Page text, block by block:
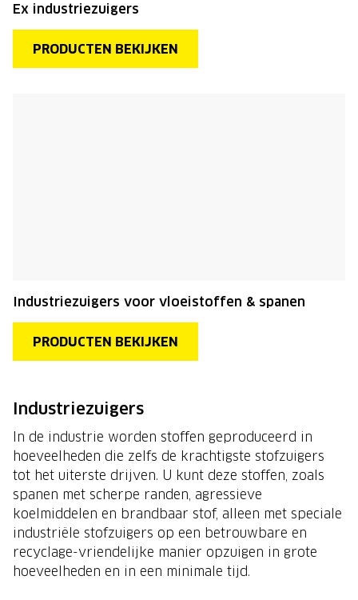
Ex industriezuigers
PRODUCTEN BEKIJKEN
Industriezuigers voor vloeistoffen & spanen
PRODUCTEN BEKIJKEN
Industriezuigers
In de industrie worden stoffen geproduceerd in
hoeveelheden die zelfs de krachtigste stofzuigers
tot het uiterste drijven. U kunt deze stoffen, zoals
spanen met scherpe randen, agressieve
koelmiddelen en brandbaar stof, alleen met speciale
industriële stofzuigers op een betrouwbare en
recyclage-vriendelijke manier opzuigen in grote
hoeveelheden en in een minimale tijd.